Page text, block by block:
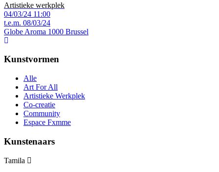
Artistieke werkplek
04/03/24 11:00
t.e.m. 08/03/24
Globe Aroma 1000 Brussel
Kunstvormen
Alle
Art For All
Artistieke Werkplek
Co-creatie
Community
Espace Fxmme
Kunstenaars
Tamila